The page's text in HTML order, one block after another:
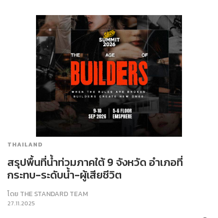
THAILAND
สรุปพื้นที่น้ำท่วมภาคใต้ 9 จังหวัด อำเภอที่
กระทบ-ระดับน้ำ-ผู้เสียชีวิต
โดย THE STANDARD TEAM
27.11.2025